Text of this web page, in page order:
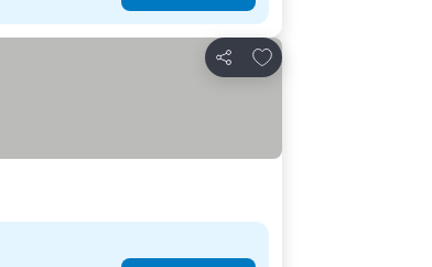
Compartir
Agregar a favoritos